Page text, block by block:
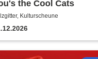
the Cool Cats
Kulturscheune